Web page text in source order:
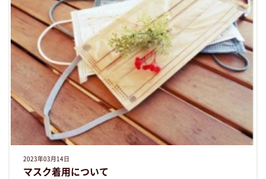
2023年03月14日
マスク着用について